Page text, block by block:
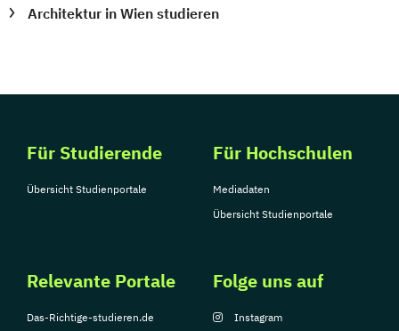
Architektur in Wien studieren
Für Studierende
Übersicht Studienportale
Für Hochschulen
Mediadaten
Übersicht Studienportale
Relevante Portale
Das-Richtige-studieren.de
Folge uns auf
Instagram